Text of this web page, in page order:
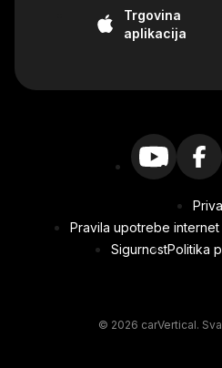
Trgovina
aplikacija
Pravila upotrebe
SigurnostPolitika
© 2026 carVertical.